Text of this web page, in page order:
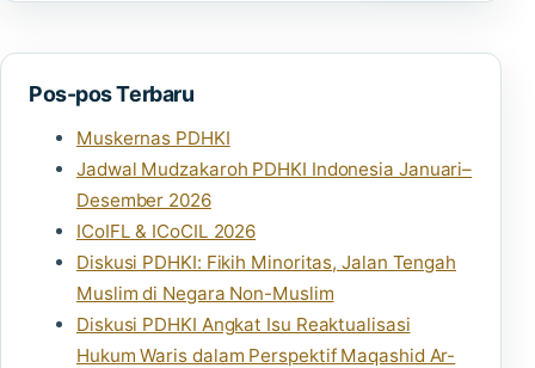
Pos-pos Terbaru
Muskernas PDHKI
Jadwal Mudzakaroh PDHKI Indonesia Januari–
Desember 2026
ICoIFL & ICoCIL 2026
Diskusi PDHKI: Fikih Minoritas, Jalan Tengah
Muslim di Negara Non-Muslim
Diskusi PDHKI Angkat Isu Reaktualisasi
Hukum Waris dalam Perspektif Maqashid Ar-